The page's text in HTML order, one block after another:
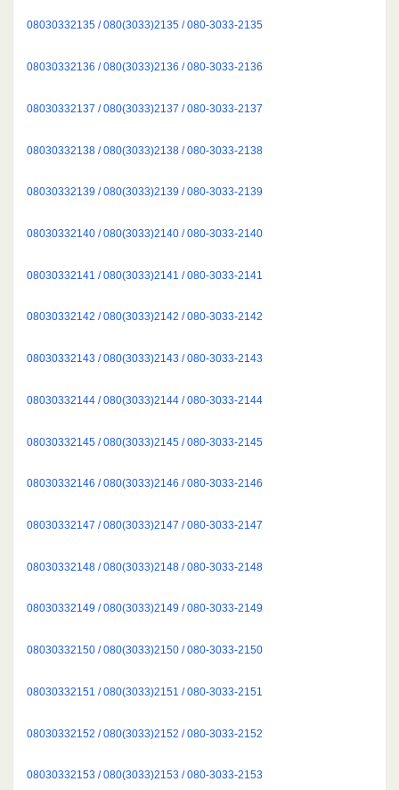
08030332135 / 080(3033)2135 / 080-3033-2135
08030332136 / 080(3033)2136 / 080-3033-2136
08030332137 / 080(3033)2137 / 080-3033-2137
08030332138 / 080(3033)2138 / 080-3033-2138
08030332139 / 080(3033)2139 / 080-3033-2139
08030332140 / 080(3033)2140 / 080-3033-2140
08030332141 / 080(3033)2141 / 080-3033-2141
08030332142 / 080(3033)2142 / 080-3033-2142
08030332143 / 080(3033)2143 / 080-3033-2143
08030332144 / 080(3033)2144 / 080-3033-2144
08030332145 / 080(3033)2145 / 080-3033-2145
08030332146 / 080(3033)2146 / 080-3033-2146
08030332147 / 080(3033)2147 / 080-3033-2147
08030332148 / 080(3033)2148 / 080-3033-2148
08030332149 / 080(3033)2149 / 080-3033-2149
08030332150 / 080(3033)2150 / 080-3033-2150
08030332151 / 080(3033)2151 / 080-3033-2151
08030332152 / 080(3033)2152 / 080-3033-2152
08030332153 / 080(3033)2153 / 080-3033-2153